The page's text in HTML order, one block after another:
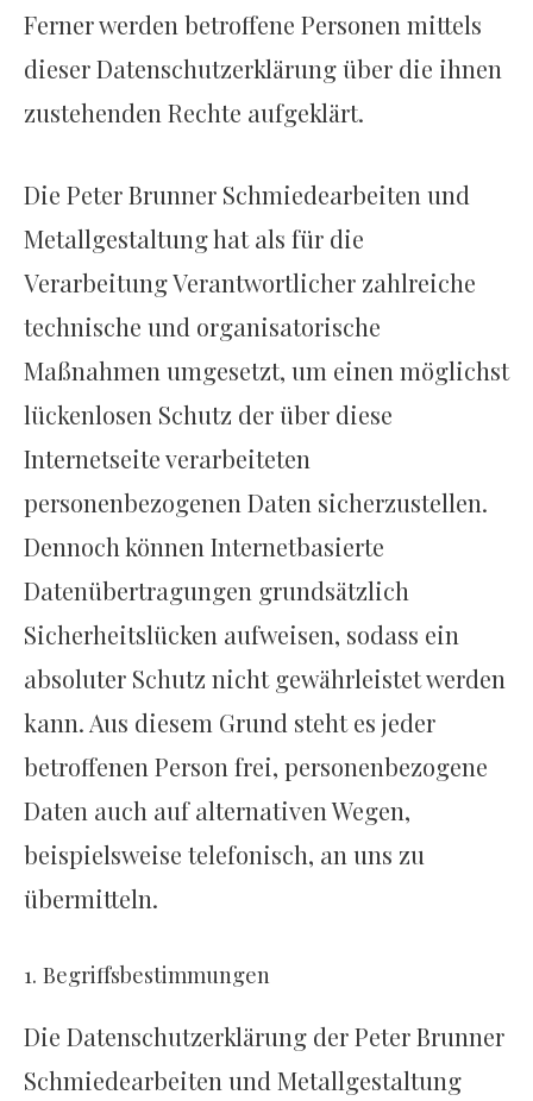
Ferner werden betroffene Personen mittels
dieser Datenschutzerklärung über die ihnen
zustehenden Rechte aufgeklärt.
Die Peter Brunner Schmiedearbeiten und
Metallgestaltung hat als für die
Verarbeitung Verantwortlicher zahlreiche
technische und organisatorische
Maßnahmen umgesetzt, um einen möglichst
lückenlosen Schutz der über diese
Internetseite verarbeiteten
personenbezogenen Daten sicherzustellen.
Dennoch können Internetbasierte
Datenübertragungen grundsätzlich
Sicherheitslücken aufweisen, sodass ein
absoluter Schutz nicht gewährleistet werden
kann. Aus diesem Grund steht es jeder
betroffenen Person frei, personenbezogene
Daten auch auf alternativen Wegen,
beispielsweise telefonisch, an uns zu
übermitteln.
1. Begriffsbestimmungen
Die Datenschutzerklärung der Peter Brunner
Schmiedearbeiten und Metallgestaltung